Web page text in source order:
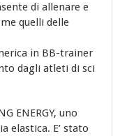
di allenare e
quelli delle
in BB-trainer
dagli atleti di sci
ENERGY, uno
elastica. E’ stato